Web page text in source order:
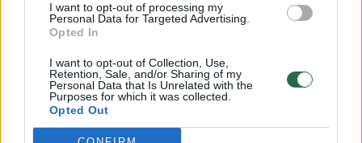
I want to opt-out of processing my
Personal Data for Targeted Advertising.
Opted In
I want to opt-out of Collection, Use,
Retention, Sale, and/or Sharing of my
Personal Data that Is Unrelated with the
Purposes for which it was collected.
Opted Out
Žinios | Lietuvos diena
00:02:01
„Pagarba pirmajai premjerei“: pasidalijo jautriais
prisiminimais apie Kazimierą Prunskienę